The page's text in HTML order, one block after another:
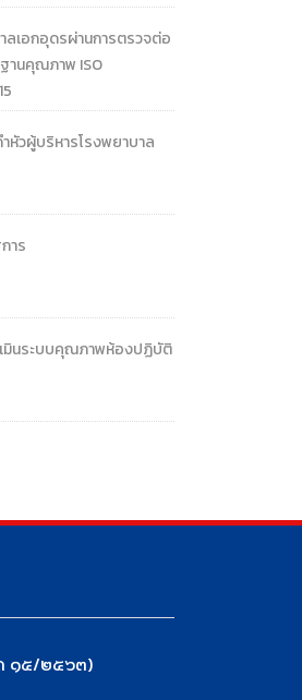
ลเอกอุดรผ่านการตรวจต่อ
านคุณภาพ ISO
หัวผู้บริหารโรงพยาบาล
าร
มินระบบคุณภาพห้องปฏิบัติ
๑๕/๒๕๖๓)